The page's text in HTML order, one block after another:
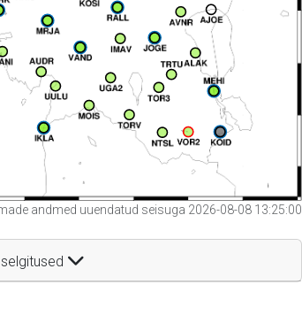
andmed uuendatud seisuga 2026-08-08 13:25:00